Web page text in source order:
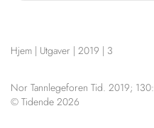
Tidligere utgaver
HENVISNINGER
KURSKALENDER
STILLINGER
Hjem | Utgaver | 2019 | 3
Nor Tannlegeforen Tid. 2019; 130:
© Tidende 2026